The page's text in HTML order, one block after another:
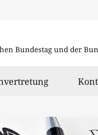
Bundestag und der